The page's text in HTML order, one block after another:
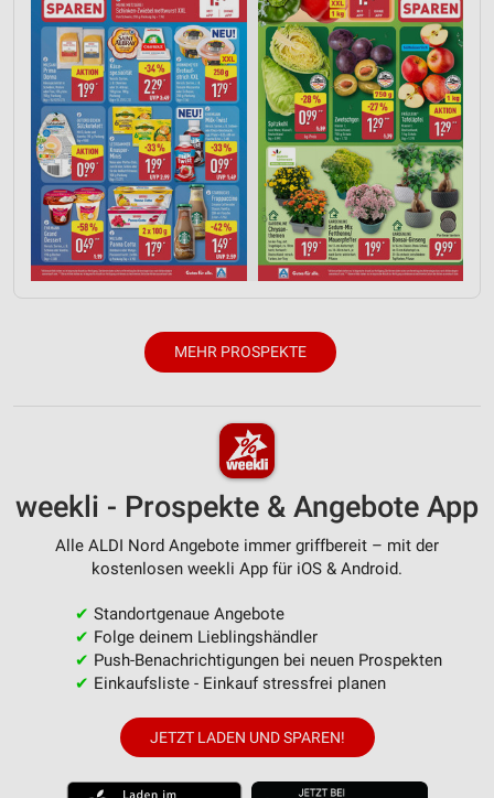
MEHR PROSPEKTE
weekli - Prospekte & Angebote App
Alle ALDI Nord Angebote immer griffbereit – mit der
kostenlosen weekli App für iOS & Android.
✔ Standortgenaue Angebote
✔ Folge deinem Lieblingshändler
✔ Push-Benachrichtigungen bei neuen Prospekten
✔ Einkaufsliste - Einkauf stressfrei planen
JETZT LADEN UND SPAREN!